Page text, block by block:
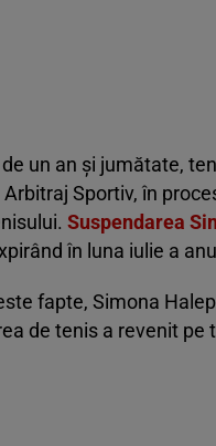
un an și jumătate,
Sportiv, în
Suspendarea
în luna iulie a
fapte, Simona
de tenis a revenit pe